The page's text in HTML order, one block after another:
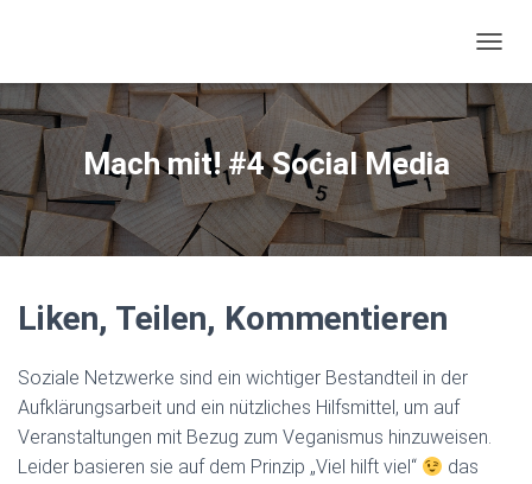
Mach mit! #4 Social Media
Liken, Teilen, Kommentieren
Soziale Netzwerke sind ein wichtiger Bestandteil in der
Aufklärungsarbeit und ein nützliches Hilfsmittel, um auf
Veranstaltungen mit Bezug zum Veganismus hinzuweisen.
Leider basieren sie auf dem Prinzip „Viel hilft viel“
das